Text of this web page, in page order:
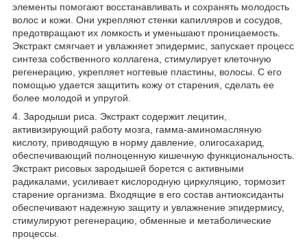
элементы помогают восстанавливать и сохранять молодость
волос и кожи. Они укрепляют стенки капилляров и сосудов,
предотвращают их ломкость и уменьшают проницаемость.
Экстракт смягчает и увлажняет эпидермис, запускает процесс
синтеза собственного коллагена, стимулирует клеточную
регенерацию, укрепляет ногтевые пластины, волосы. С его
помощью удается защитить кожу от старения, сделать ее
более молодой и упругой.
4. Зародыши риса. Экстракт содержит лецитин,
активизирующий работу мозга, гамма-аминомасляную
кислоту, приводящую в норму давление, олигосахарид,
обеспечивающий полноценную кишечную функциональность.
Экстракт рисовых зародышей борется с активными
радикалами, усиливает кислородную циркуляцию, тормозит
старение организма. Входящие в его состав антиоксиданты
обеспечивают надежную защиту и увлажнение эпидермису,
стимулируют регенерацию, обменные и метаболические
процессы.